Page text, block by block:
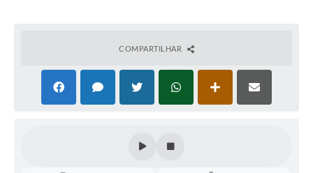
Contas Públicas
COMPARTILHAR